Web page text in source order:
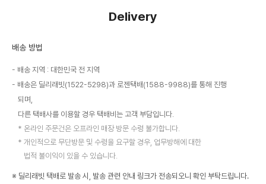
Delivery
배송 방법
배송 지역 : 대한민국 전 지역
배송은 딜리래빗(1522-5298)과 로젠택배(1588-9988)를 통해 진행
되며,
다른 택배사를 이용할 경우 택배비는 고객 부담입니다.
온라인 주문건은 오프라인 매장 방문 수령 불가합니다.
개인적으로 무단방문 및 수령을 요구할 경우, 업무방해에 대한
법적 불이익이 있을 수 있습니다.
※ 딜리래빗 택배로 발송 시, 발송 관련 안내 링크가 전송되오니 확인 부탁드립니다.